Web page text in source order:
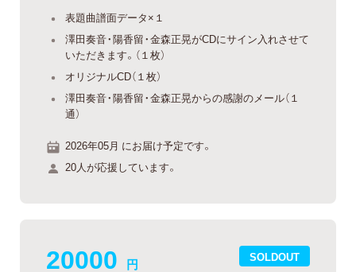
表題曲譜面データ×１
澤田奏音・陽香留・金森正晃がCDにサイン入れさせて
いただきます。（１枚）
オリジナルCD（１枚）
澤田奏音・陽香留・金森正晃からの感謝のメール（１
通）
2026年05月 にお届け予定です。
20人が応援しています。
SOLDOUT
20000 円